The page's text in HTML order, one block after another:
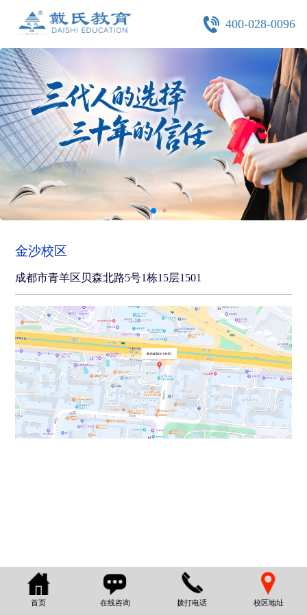
400-028-0096
金沙校区
成都市青羊区贝森北路5号1栋15层1501
首页 在线咨询 拨打电话 校区地址